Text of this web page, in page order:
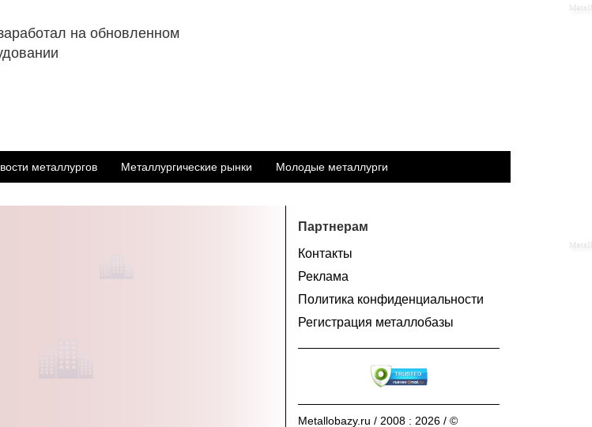
на обновленном
металлургов Металлургические рынки Молодые металлурги
Партнерам
Контакты
Реклама
Политика конфиденциальности
Регистрация металлобазы
Metallobazy.ru / 2008 : 2026 / ©